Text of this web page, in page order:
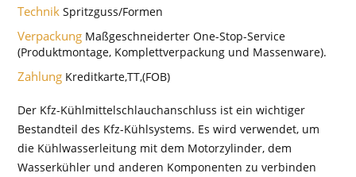
TechnikSpritzguss/Formen
Verpackung Maßgeschneiderter One-Stop-Service
(Produktmontage, Komplettverpackung und Massenware).
Zahlung Kreditkarte,TT,(FOB)
Der Kfz-Kühlmittelschlauchanschluss ist ein wichtiger
Bestandteil des Kfz-Kühlsystems. Es wird verwendet, um
die Kühlwasserleitung mit dem Motorzylinder, dem
Wasserkühler und anderen Komponenten zu verbinden